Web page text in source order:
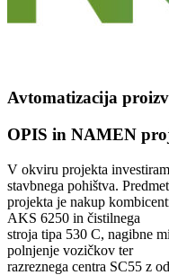
Avtomatizacija
OPIS in NAMEN
V okviru projekta
stavbnega pohištva. Predmet
projekta je nakup
AKS 6250 in čistilnega
stroja tipa 530 C, nagibne
polnjenje vozičkov ter
razreznega centra SC55 z